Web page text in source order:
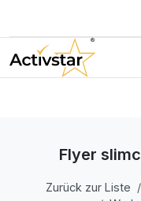
Flyer
Zurück zur Liste